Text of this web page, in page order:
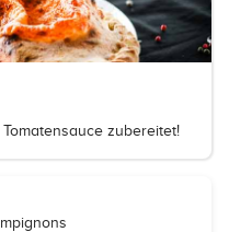
zubereitet!